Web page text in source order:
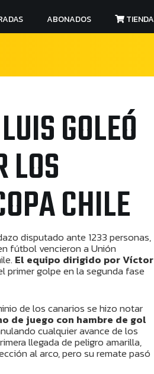
ABONADOS TIENDA
GOLEÓ
LOS
CHILE
disputado ante 1233 personas,
fútbol vencieron a Unión
El equipo dirigido por Víctor
primer golpe en la segunda fase
de los canarios se hizo notar
de juego con hambre de gol
cualquier avance de los
llegada de peligro amarilla,
al arco, pero su remate pasó